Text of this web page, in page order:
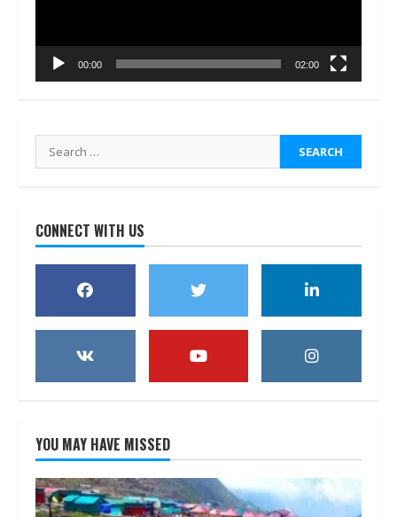
00:00 02:00
Search
for:
CONNECT WITH US
YOU MAY HAVE MISSED